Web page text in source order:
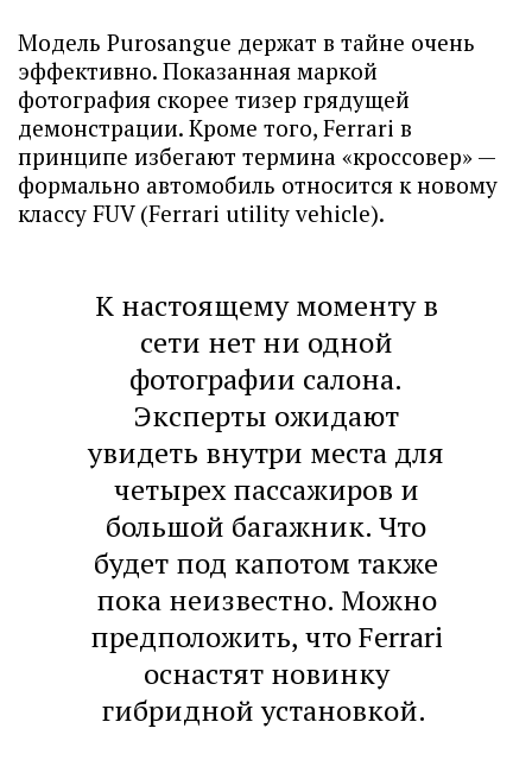
Модель Purosangue держат в тайне очень
эффективно. Показанная маркой
фотография скорее тизер грядущей
демонстрации. Кроме того, Ferrari в
принципе избегают термина «кроссовер» —
формально автомобиль относится к новому
классу FUV (Ferrari utility vehicle).
К настоящему моменту в
сети нет ни одной
фотографии салона.
Эксперты ожидают
увидеть внутри места для
четырех пассажиров и
большой багажник. Что
будет под капотом также
пока неизвестно. Можно
предположить, что Ferrari
оснастят новинку
гибридной установкой.